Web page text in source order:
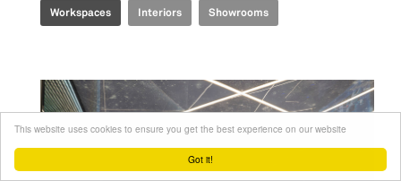
Got it!
This website uses cookies to ensure you get the best experience on our website
Workspaces Interiors Showrooms